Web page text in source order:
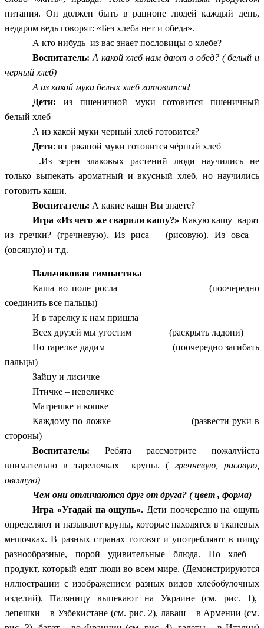
питания. Он должен быть в рационе людей каждый день,
недаром ведь говорят: «Без хлеба нет и обеда».
А кто нибудь из вас знает пословицы о хлебе?
Воспитатель:А какой хлеб нам дают в обед? ( белый и
черный хлеб)
А из какой муки белых хлеб готовится?
Дети: из пшеничной муки готовится пшеничный
белый хлеб
А из какой муки черный хлеб готовится?
Дети: из ржаной муки готовится чёрный хлеб
.Из зерен злаковых растений люди научились не
только выпекать ароматный и вкусный хлеб, но научились
готовить каши.
Воспитатель:А какие каши Вы знаете?
Игра «Из чего же сварили кашу?» Какую кашу варят
из гречки? (гречневую). Из риса – (рисовую). Из овса –
(овсяную) и т.д.
Пальчиковая гимнастика
Каша во поле росла (поочередно
соединить все пальцы)
И в тарелку к нам пришла
Всех друзей мы угостим (раскрыть ладони)
По тарелке дадим (поочередно загибать
пальцы)
Зайцу и лисичке
Птичке – невеличке
Матрешке и кошке
Каждому по ложке (развести руки в
стороны)
Воспитатель: Ребята рассмотрите пожалуйста
внимательно в тарелочках крупы. ( гречневую, рисовую,
овсяную)
Чем они отличаются друг от друга? ( цвет , форма)
Игра «Угадай на ощупь». Дети поочередно на ощупь
определяют и называют крупы, которые находятся в тканевых
мешочках. В разных странах готовят и употребляют в пищу
разнообразные, порой удивительные блюда. Но хлеб –
продукт, который едят люди во всем мире. (Демонстрируются
иллюстрации с изображением разных видов хлебобулочных
изделий). Паляницу выпекают на Украине (см. рис. 1),
лепешки – в Узбекистане (см. рис. 2), лаваш – в Армении (см.